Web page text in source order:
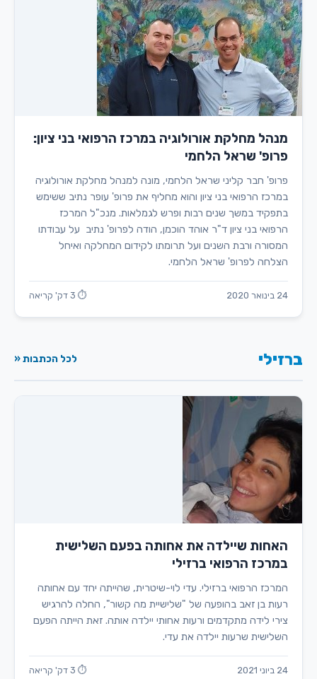
מנהל מחלקת אורולוגיה במרכז הרפואי בני ציון:
פרופ' שראל הלחמי
פרופ' חבר קליני שראל הלחמי, מונה למנהל מחלקת אורולוגיה
במרכז הרפואי בני ציון והוא מחליף את פרופ' עופר נתיב ששימש
בתפקיד במשך שנים רבות ופרש לגמלאות. מנכ"ל המרכז
הרפואי בני ציון ד"ר אוהד הוכמן, הודה לפרופ' נתיב על עבודתו
המסורה ורבת השנים ועל תרומתו לקידום המחלקה ואיחל
הצלחה לפרופ' שראל הלחמי.
24 בינואר 2020 ⏱ 3 דק' קריאה
ברזילי לכל הכתבות «
האחות שיילדה את אחותה בפעם השלישית
במרכז הרפואי ברזילי
המרכז הרפואי ברזילי. עדי לוי-שיטרית, שהייתה יחד עם אחותה
רעות בן זאב בהופעה של "שלישיית מה קשור", החלה להרגיש
צירי לידה מתקדמים ורעות אחותי יילדה אותה. זאת הייתה הפעם
השלישית שרעות יילדה את עדי.
24 ביוני 2021 ⏱ 3 דק' קריאה